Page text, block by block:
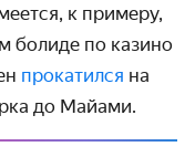
к примеру,
болиде по казино
прокатился на
до Майами.